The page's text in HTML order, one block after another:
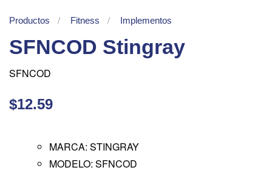
Productos Fitness Implementos
SFNCOD Stingray
SFNCOD
$12.59
MARCA: STINGRAY
MODELO: SFNCOD